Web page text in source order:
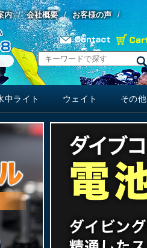
内 会社概要 お客様の声
中ライト ウェイト その他